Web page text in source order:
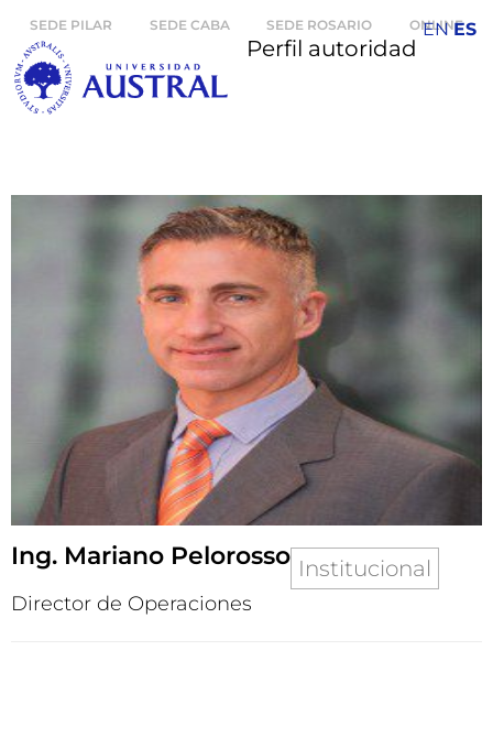
SEDE PILAR SEDE CABA SEDE ROSARIO ONLINE
Perfil autoridad
Ing. Mariano Pelorosso Institucional
Director de Operaciones
EN ES